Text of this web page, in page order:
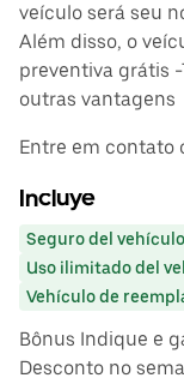
veículo será seu
Além disso, o
preventiva grátis
outras vantagens
Entre em contato
Incluye
Seguro del vehículo
Uso ilimitado del
Vehículo de
Bônus Indique e
Desconto no